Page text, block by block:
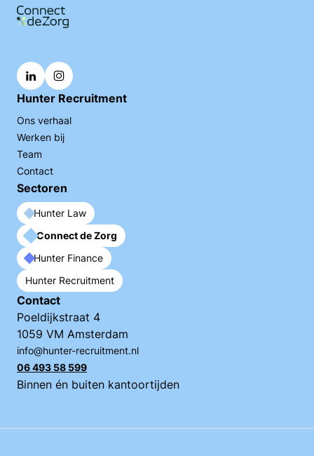
Hunter Recruitment
Ons verhaal
Werken bij
Team
Contact
Sectoren
Hunter Law
Connect de Zorg
Hunter Finance
Hunter Recruitment
Contact
Poeldijkstraat 4
1059 VM Amsterdam
info@hunter-recruitment.nl
06 493 58 599
Binnen én buiten kantoortijden